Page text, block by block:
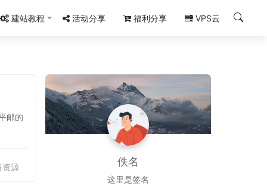
建站教程 活动分享 福利分享 VPS云
邮的
资源 佚名
这里是签名